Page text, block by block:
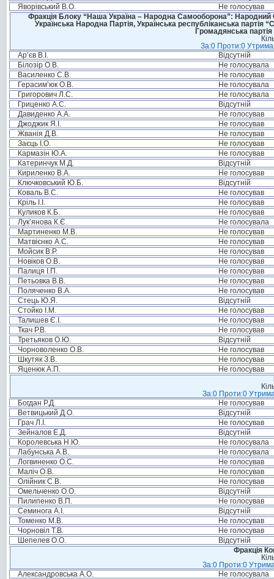
Яворівський В.О.
Не голосував
Фракція Блоку “Наша Україна – Народна Самооборона”: Народний
Українська Народна Партія, Українська республіканська
Громадянська
За:0 Проти:0
Ар’єв В.І.
Відсутній
Білозір О.В.
Не голосувала
Василенко С.В.
Не голосував
Герасим’юк О.В.
Не голосувала
Григорович Л.С.
Не голосувала
Гриценко А.С.
Відсутній
Давиденко А.А.
Не голосував
Джоджик Я.І.
Не голосував
Жванія Д.В.
Не голосував
Заєць І.О.
Не голосував
Кармазін Ю.А.
Не голосував
Катеринчук М.Д.
Відсутній
Кириленко В.А.
Не голосував
Ключковський Ю.Б.
Відсутній
Коваль В.С.
Не голосував
Кріль І.І.
Не голосував
Куликов К.Б.
Не голосував
Лук’янова К.Є.
Не голосувала
Мартиненко М.В.
Не голосував
Матвієнко А.С.
Не голосував
Мойсик В.Р.
Не голосував
Новіков О.В.
Не голосував
Палиця І.П.
Не голосував
Петьовка В.В.
Не голосував
Поляченко В.А.
Не голосував
Стець Ю.Я.
Відсутній
Стойко І.М.
Не голосував
Талишев Є.І.
Не голосував
Ткач Р.В.
Не голосував
Третьяков О.Ю.
Відсутній
Чорноволенко О.В.
Не голосував
Шкутяк З.В.
Не голосував
Яценюк А.П.
Не голосував
За:0 Проти:0
Богдан Р.Д.
Не голосував
Ветвицький Д.О.
Відсутній
Грач Л.І.
Не голосував
Зейналов Е.Д.
Відсутній
Королевська Н.Ю.
Не голосувала
Лабунська А.В.
Не голосувала
Логвиненко О.С.
Не голосував
Маліч О.В.
Не голосував
Олійник С.В.
Не голосував
Омельченко О.О.
Відсутній
Пилипенко В.П.
Не голосував
Семинога А.І.
Відсутній
Томенко М.В.
Не голосував
Чорновіл Т.В.
Не голосував
Шепелев О.О.
Відсутній
Фракція
За:0 Проти:0
Александровська А.О.
Не голосувала